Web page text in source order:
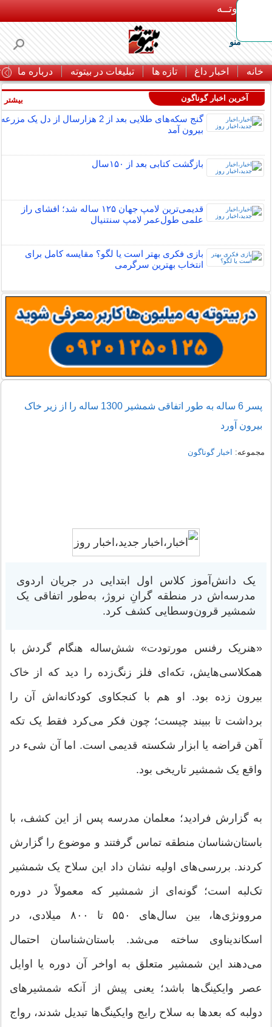
بـیتوتــه
منو
خانه اخبار داغ تازه ها تبلیغات در بیتوته درباره ما
آخرین اخبار گوناگون
گنج سکه‌های طلایی بعد از 2 هزارسال از دل یک مزرعه
بیرون آمد
بازگشت کتابی بعد از ۱۵۰سال
قدیمی‌ترین لامپ جهان ۱۲۵ ساله شد؛ افشای راز
علمی طول‌عمر لامپ سنتنیال
بازی فکری بهتر است یا لگو؟ مقایسه کامل برای
انتخاب بهترین سرگرمی
بیشتر
پسر 6 ساله به طور اتفاقی شمشیر 1300 ساله را از زیر خاک
بیرون آورد
مجموعه: اخبار گوناگون
یک دانش‌آموز کلاس اول ابتدایی در جریان اردوی
مدرسه‌اش در منطقه گرانِ نروژ، به‌طور اتفاقی یک
شمشیر قرون‌وسطایی کشف کرد.
«هنریک رفنس مورتودت» شش‌ساله هنگام گردش با
همکلاسی‌هایش، تکه‌ای فلز زنگ‌زده را دید که از خاک
بیرون زده بود. او هم با کنجکاوی کودکانه‌اش آن را
برداشت تا ببیند چیست؛ چون فکر می‌کرد فقط یک تکه
آهن قراضه یا ابزار شکسته قدیمی است. اما آن شیء در
واقع یک شمشیر تاریخی بود.
به گزارش فرادید؛ معلمان مدرسه پس از این کشف، با
باستان‌شناسان منطقه تماس گرفتند و موضوع را گزارش
کردند. بررسی‌های اولیه نشان داد این سلاح یک شمشیر
تک‌لبه است؛ گونه‌ای از شمشیر که معمولاً در دوره
مروونژی‌ها، بین سال‌های ۵۵۰ تا ۸۰۰ میلادی، در
اسکاندیناوی ساخته می‌شد. باستان‌شناسان احتمال
می‌دهند این شمشیر متعلق به اواخر آن دوره یا اوایل
عصر وایکینگ‌ها باشد؛ یعنی پیش از آنکه شمشیرهای
دولبه که بعدها به سلاح رایج وایکینگ‌ها تبدیل شدند، رواج